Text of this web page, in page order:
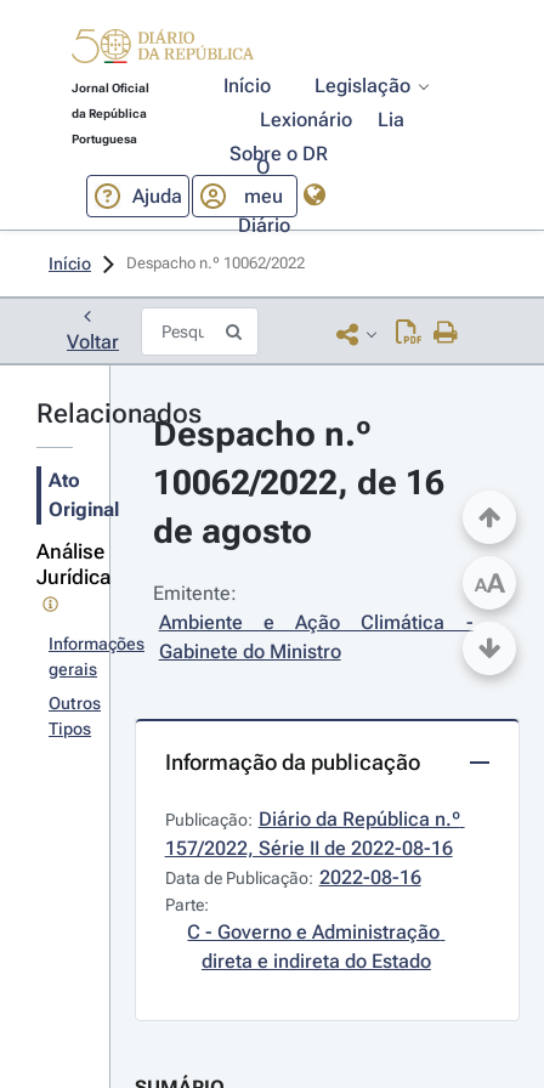
Jornal Oficial
da República
Portuguesa
Início
Legislação
Lexionário
Lia
Sobre o DR
Ajuda
O
meu
Diário
Início Despacho n.º 10062/2022
Voltar
Relacionados
Ato
Original
Análise
Jurídica
Informações
gerais
Outros
Tipos
Despacho n.º
10062/2022, de 16
de agosto
Emitente:
Ambiente e Ação Climática -
Gabinete do Ministro
Informação da publicação
Publicação: Diário da República n.º
157/2022, Série II de 2022-08-16
Data de Publicação: 2022-08-16
Parte:
C - Governo e Administração
direta e indireta do Estado
AA